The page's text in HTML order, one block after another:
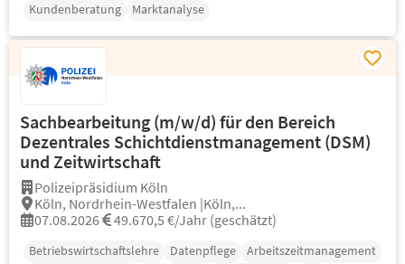
Kundenberatung
Marktanalyse
Sachbearbeitung (m/w/d) für den Bereich
Dezentrales Schichtdienstmanagement (DSM)
und Zeitwirtschaft
Polizeipräsidium Köln
Köln, Nordrhein-Westfalen |Köln,...
07.08.2026
49.670,5 €/Jahr (geschätzt)
Betriebswirtschaftslehre Datenpflege
Arbeitszeitmanagement